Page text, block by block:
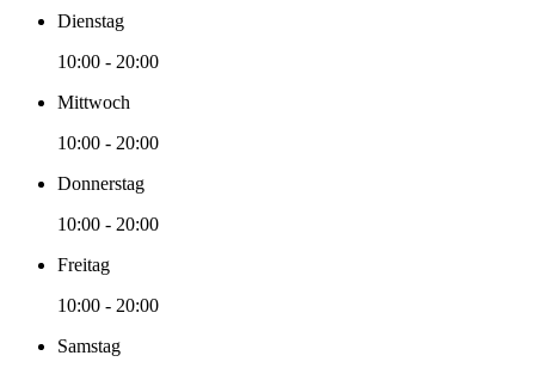
Dienstag
10:00 - 20:00
Mittwoch
10:00 - 20:00
Donnerstag
10:00 - 20:00
Freitag
10:00 - 20:00
Samstag